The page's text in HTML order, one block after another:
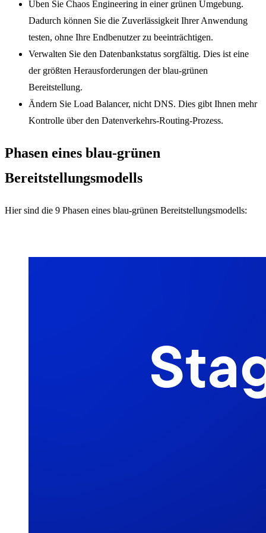
Üben Sie Chaos Engineering in einer grünen Umgebung.
Dadurch können Sie die Zuverlässigkeit Ihrer Anwendung
testen, ohne Ihre Endbenutzer zu beeinträchtigen.
Verwalten Sie den Datenbankstatus sorgfältig. Dies ist eine
der größten Herausforderungen der blau-grünen
Bereitstellung.
Ändern Sie Load Balancer, nicht DNS. Dies gibt Ihnen mehr
Kontrolle über den Datenverkehrs-Routing-Prozess.
Phasen eines blau-grünen
Bereitstellungsmodells
Hier sind die 9 Phasen eines blau-grünen Bereitstellungsmodells: